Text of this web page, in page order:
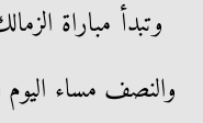
وتبدأ مباراة
والنصف مساء اليوم